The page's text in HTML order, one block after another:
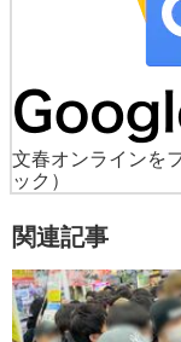
文春オンラインを
ック）
関連記事